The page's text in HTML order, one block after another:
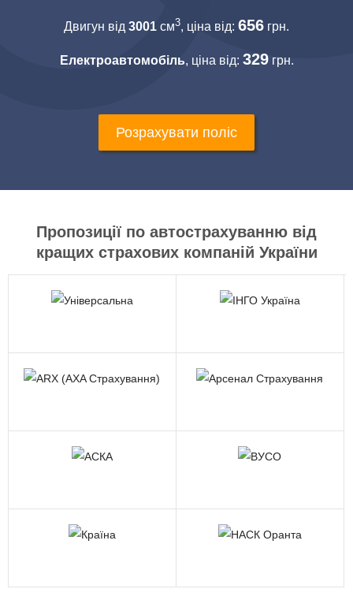
Двигун від 3001 см3, ціна від: 656 грн.
Електроавтомобіль, ціна від: 329грн.
Розрахувати поліс
Пропозиції по автострахуванню від
кращих страхових компаній України